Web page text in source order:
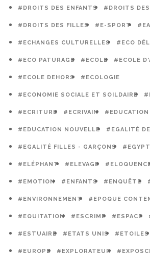
#DROITS DES ENFANTS #DROITS DES
#DROITS DES FILLES #E-SPORT
#ECHANGES CULTURELLES #ECO
#ECO PATURAGE #ECOLE #ECOLE
#ECOLE DEHORS #ECOLOGIE
#ECONOMIE SOCIALE ET SOILDAIRE
#ECRITURE #ECRIVAIN #EDUCATION
#EDUCATION NOUVELLE #EGALITÉ
#EGALITÉ FILLES - GARÇONS
#ELÉPHANT #ELEVAGE
#EMOTION #ENFANTS #ENQUÊTE
#ENVIRONNEMENT #EPOQUE
#EQUITATION #ESCRIME #ESPACE
#ESTUAIRE #ETATS UNIS #ETOILES
#EUROPE #EXPLORATEUR